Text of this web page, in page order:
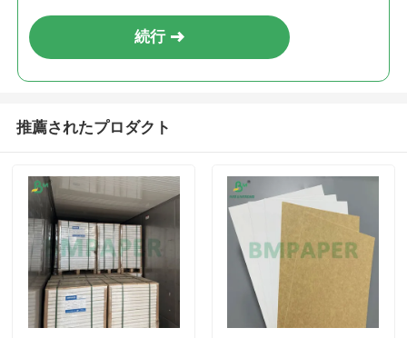
続行
推薦されたプロダクト